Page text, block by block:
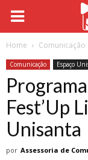
Home Comunicação
Comunicação Espaço
Fest’Up
Unisanta
por Assessoria de